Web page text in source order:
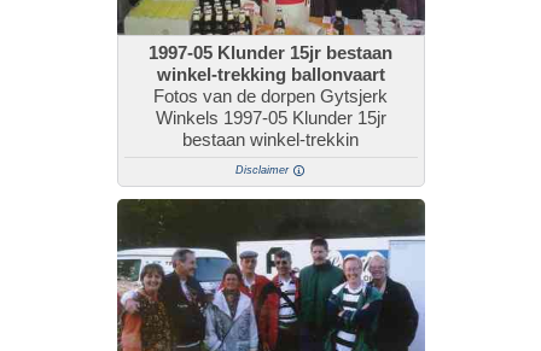
1997-05 Klunder 15jr bestaan
winkel-trekking ballonvaart
Fotos van de dorpen Gytsjerk
Winkels 1997-05 Klunder 15jr
bestaan winkel-trekkin
Disclaimer